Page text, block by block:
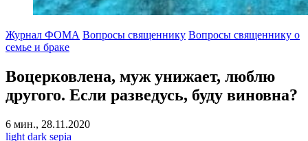
Журнал ФОМА Вопросы священнику Вопросы священнику о
семье и браке
Воцерковлена, муж унижает, люблю
другого. Если разведусь, буду виновна?
6 мин., 28.11.2020
light dark sepia